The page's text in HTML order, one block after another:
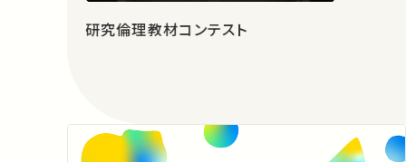
研究倫理教材コンテスト